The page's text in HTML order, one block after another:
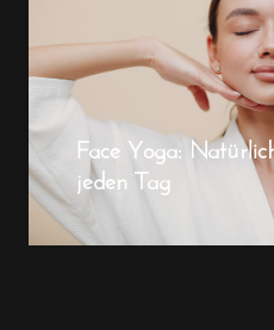
Face Yoga:
jeden Tag